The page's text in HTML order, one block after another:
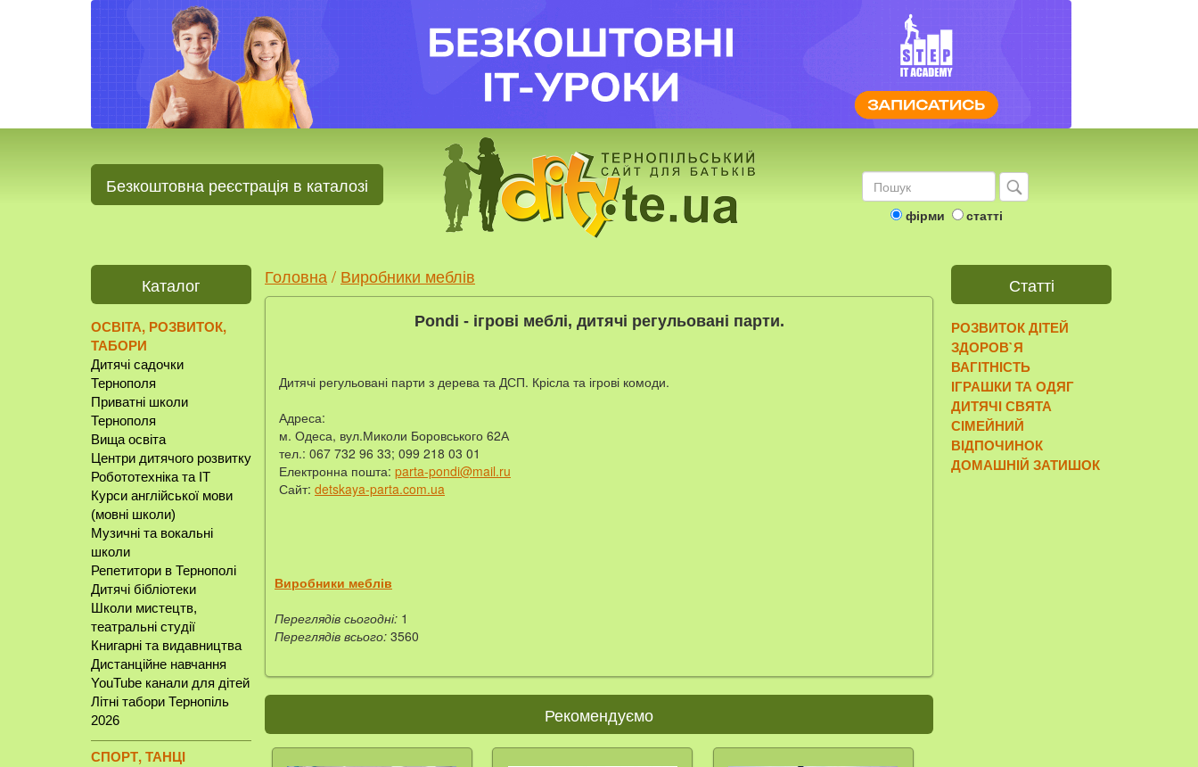
Безкоштовна реєстрація в каталозі
фірми статті
Каталог
ОСВІТА, РОЗВИТОК,
ТАБОРИ
Дитячі садочки
Тернополя
Приватні школи
Тернополя
Вища освіта
Центри дитячого розвитку
Робототехніка та IT
Курси англійської мови
(мовні школи)
Музичні та вокальні
школи
Репетитори в Тернополі
Дитячі бібліотеки
Школи мистецтв,
театральні студії
Книгарні та видавництва
Дистанційне навчання
YouTube канали для дітей
Літні табори Тернопіль
2026
СПОРТ, ТАНЦІ
Головна / Виробники меблів
Pondi - ігрові меблі, дитячі регульовані парти.
Дитячі регульовані парти з дерева та ДСП. Крісла та ігрові комоди.
Адреса:
м. Одеса, вул.Миколи Боровського 62А
тел.: 067 732 96 33; 099 218 03 01
Електронна пошта: parta-pondi@mail.ru
Сайт: detskaya-parta.com.ua
Виробники меблів
Переглядів сьогодні: 1
Переглядів всього: 3560
Рекомендуємо
Статті
РОЗВИТОК ДІТЕЙ
ЗДОРОВ`Я
ВАГІТНІСТЬ
ІГРАШКИ ТА ОДЯГ
ДИТЯЧІ СВЯТА
СІМЕЙНИЙ
ВІДПОЧИНОК
ДОМАШНІЙ ЗАТИШОК